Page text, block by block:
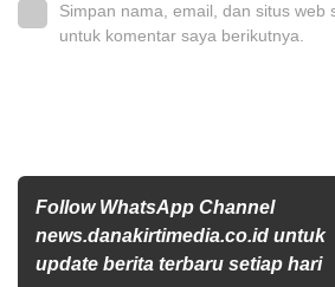
Simpan nama, email, dan situs web
untuk komentar saya berikutnya.
Follow WhatsApp Channel
news.danakirtimedia.co.id untuk
update berita terbaru setiap hari